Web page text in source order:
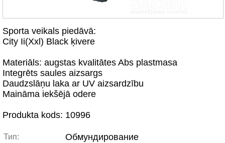
Sporta veikals piedāvā:
City Ii(Xxl) Black ķivere
Materiāls: augstas kvalitātes Abs plastmasa
Integrēts saules aizsargs
Daudzslāņu laka ar UV aizsardzību
Maināma iekšējā odere
Produkta kods: 10996
Тип: Обмундирование